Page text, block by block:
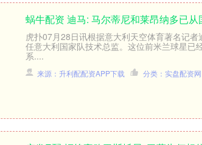
蜗牛配资 迪马: 马尔蒂尼和莱昂纳多已
虎扑07月28日讯根据意大利天空体育著名记
任意大利国家队技术总监。这位前米兰球星已
系....
来源：升利配配资APP下载 分类：实盘配资网